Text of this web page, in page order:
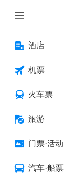
酒店
机票
火车票
旅游
门票·活动
汽车·船票